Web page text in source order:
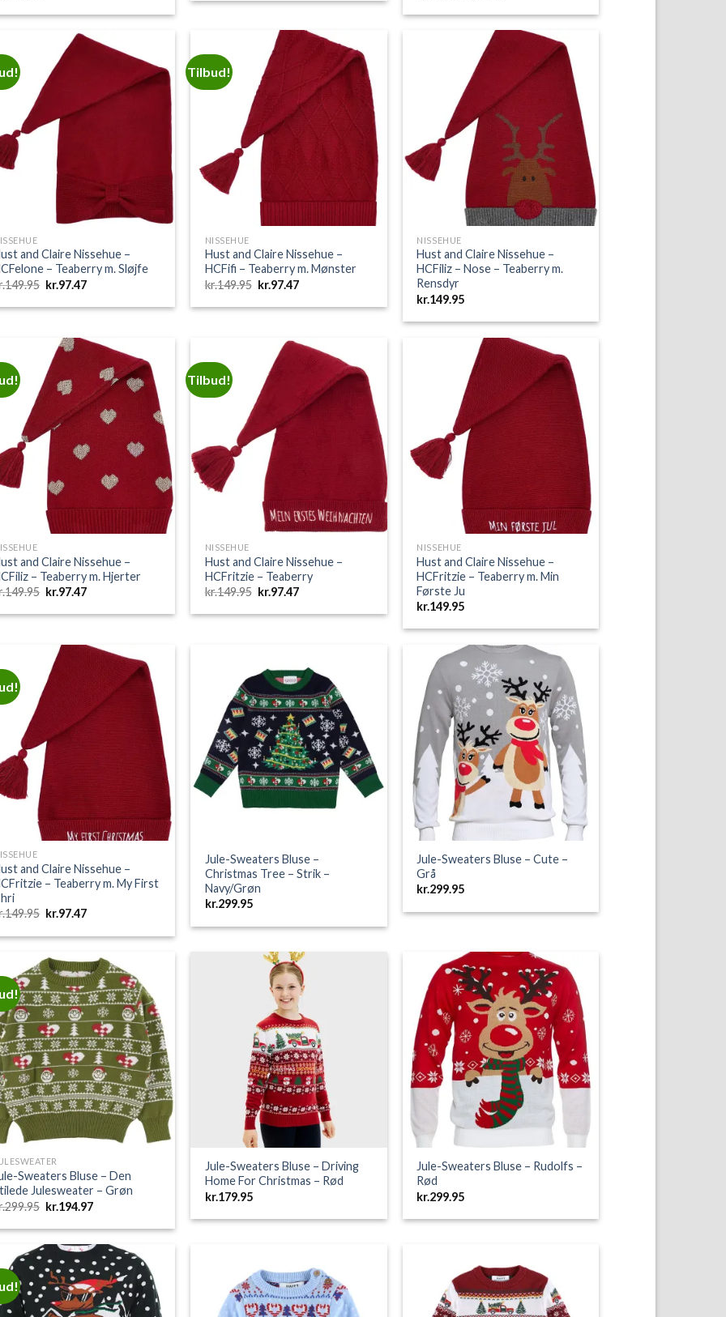
pris
kr.99.95.
pris
kr.64.97.
and Claire Nissehue –
– Teaberry m. Sløjfe
149.95 Den
pris
kr.97.47Den
pris
Tilbud!
Wishlist
NISSEHUE
Hust and Claire Nissehue –
HCFifi – Teaberry m. Mønster
kr.149.95 Den
pris
kr.97.47Den
pris
Add to
Wishlist
NISSEHUE
Hust and Claire Nissehue –
HCFiliz – Nose – Teaberry m.
Rensdyr
kr.149.95
Add to
Wishlist
and Claire Nissehue –
– Teaberry m. Hjerter
149.95 Den
pris
kr.97.47Den
pris
Tilbud!
NISSEHUE
Hust and Claire Nissehue –
HCFritzie – Teaberry
kr.149.95 Den
pris
kr.97.47Den
pris
Add to
Wishlist
NISSEHUE
Hust and Claire Nissehue –
HCFritzie – Teaberry m. Min
Første Ju
kr.149.95
Add to
Wishlist
and Claire Nissehue –
– Teaberry m. My First
149.95 Den
pris
kr.149.95.
kr.97.47Den
pris
kr.97.47.
Add to
Wishlist
Jule-Sweaters Bluse –
Christmas Tree – Strik –
Navy/Grøn
kr.299.95
Add to
Wishlist
Jule-Sweaters Bluse – Cute –
Grå
kr.299.95
Add to
Wishlist
Sweaters Bluse – Den
Julesweater – Grøn
299.95 Den
pris
kr.299.95.
kr.194.97Den
pris
kr.194.97.
Jule-Sweaters Bluse – Driving
Home For Christmas – Rød
kr.179.95
Add to
Wishlist
Jule-Sweaters Bluse – Rudolfs –
Rød
kr.299.95